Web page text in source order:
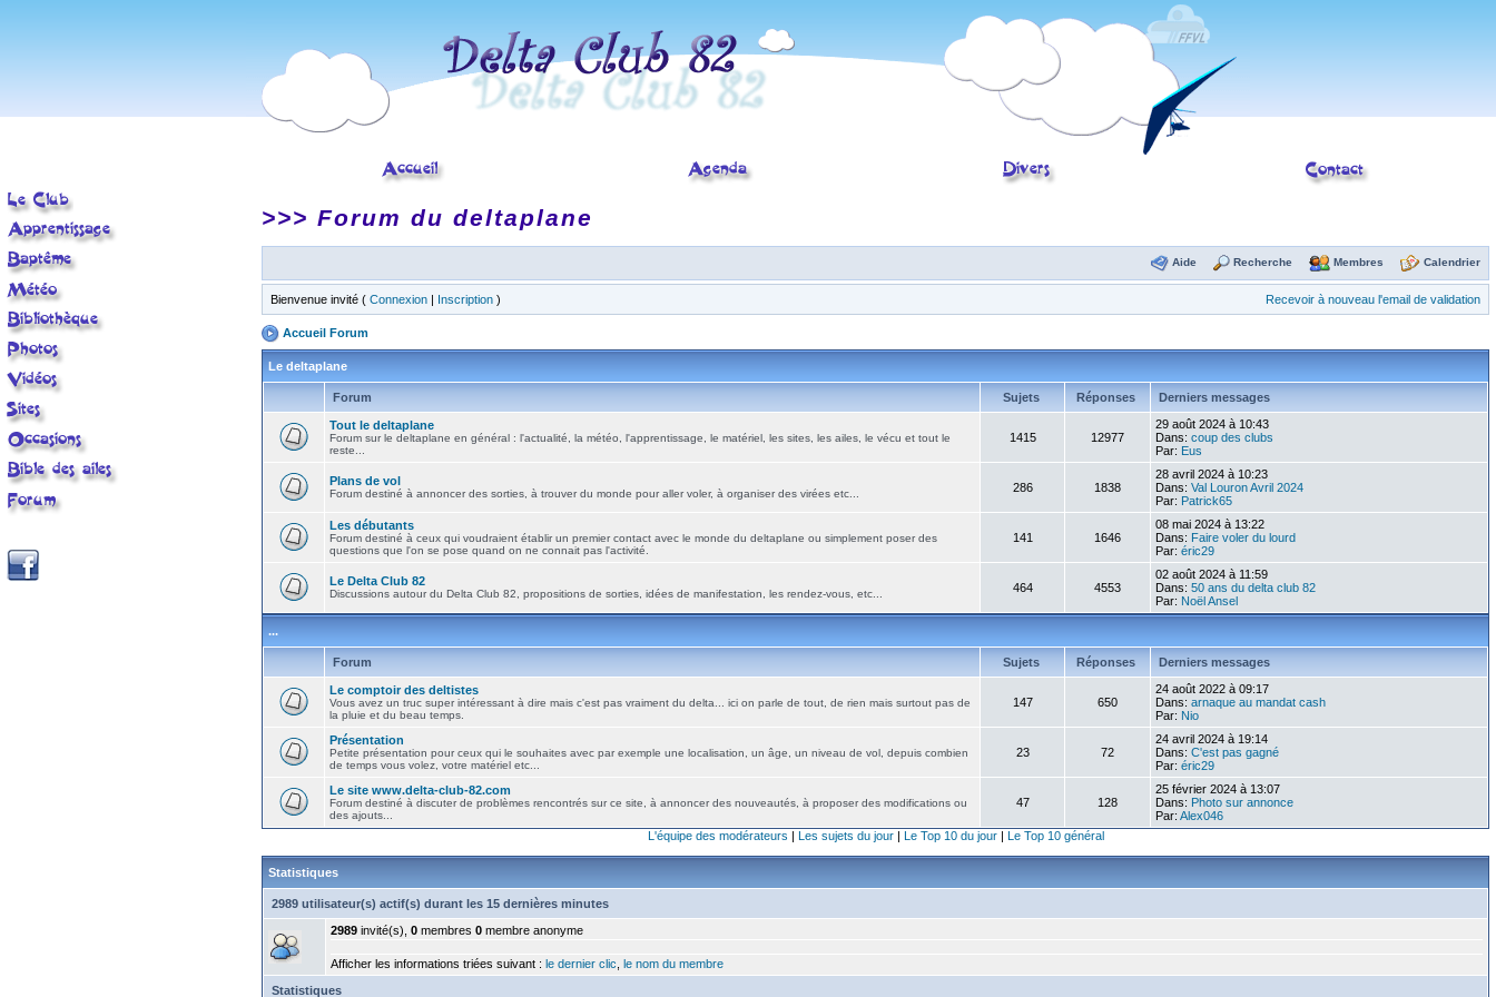
>>> Forum du deltaplane
Aide Recherche Membres Calendrier
Bienvenue invité ( Connexion | Inscription ) Recevoir à nouveau l'email de validation
Accueil Forum
Le deltaplane
Forum Sujets Réponses Derniers messages
Tout le deltaplane
Forum sur le deltaplane en général : l'actualité, la météo, l'apprentissage, le matériel, les sites, les ailes, le vécu et tout le
reste...
1415 12977
29 août 2024 à 10:43
Dans: coup des clubs
Par: Eus
Plans de vol
Forum destiné à annoncer des sorties, à trouver du monde pour aller voler, à organiser des virées etc... 286 1838
28 avril 2024 à 10:23
Dans: Val Louron Avril 2024
Par: Patrick65
Les débutants
Forum destiné à ceux qui voudraient établir un premier contact avec le monde du deltaplane ou simplement poser des
questions que l'on se pose quand on ne connait pas l'activité.
141 1646
08 mai 2024 à 13:22
Dans: Faire voler du lourd
Par: éric29
Le Delta Club 82
Discussions autour du Delta Club 82, propositions de sorties, idées de manifestation, les rendez-vous, etc... 464 4553
02 août 2024 à 11:59
Dans: 50 ans du delta club 82
Par: Noël Ansel
...
Forum Sujets Réponses Derniers messages
Le comptoir des deltistes
Vous avez un truc super intéressant à dire mais c'est pas vraiment du delta... ici on parle de tout, de rien mais surtout pas de
la pluie et du beau temps.
147 650
24 août 2022 à 09:17
Dans: arnaque au mandat cash
Par: Nio
Présentation
Petite présentation pour ceux qui le souhaites avec par exemple une localisation, un âge, un niveau de vol, depuis combien
de temps vous volez, votre matériel etc...
23 72
24 avril 2024 à 19:14
Dans: C'est pas gagné
Par: éric29
Le site www.delta-club-82.com
Forum destiné à discuter de problèmes rencontrés sur ce site, à annoncer des nouveautés, à proposer des modifications ou
des ajouts...
47 128
25 février 2024 à 13:07
Dans: Photo sur annonce
Par: Alex046
L'équipe des modérateurs | Les sujets du jour| Le Top 10 du jour| Le Top 10 général
Statistiques
2989 utilisateur(s) actif(s) durant les 15 dernières minutes
2989 invité(s), 0 membres 0 membre anonyme
Afficher les informations triées suivant : le dernier clic le nom du membre
Statistiques